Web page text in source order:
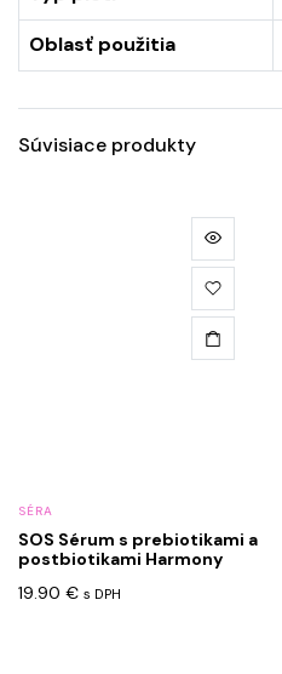
Oblasť použitia
Súvisiace produkty
SÉRA
SOS Sérum s prebiotikami a
postbiotikami Harmony
19.90 € s DPH